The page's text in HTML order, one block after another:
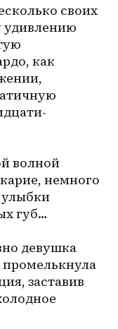
своих
удивлению
как
волной
немного
улыбки
губ…
девушка
промелькнула
заставив